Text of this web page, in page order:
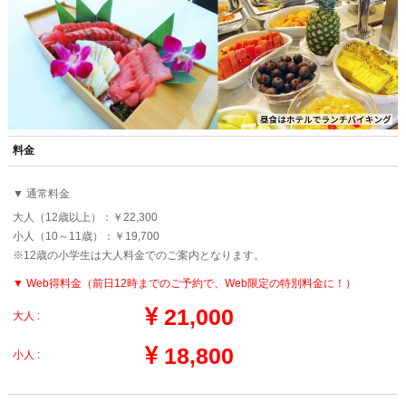
料金
▼ 通常料金
大人（12歳以上）：￥22,300
小人（10～11歳）：￥19,700
※12歳の小学生は大人料金でのご案内となります。
▼ Web得料金（前日12時までのご予約で、Web限定の特別料金に！）
大人 : 21,000
小人 : 18,800